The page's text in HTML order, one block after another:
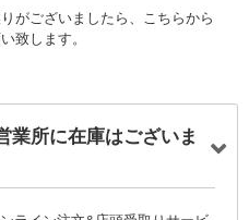
がございましたら、こちらから
致します。
業所に在庫はございま